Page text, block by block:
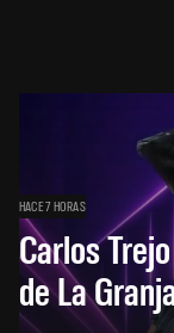
HACE 7 HORAS
Carlos
de La